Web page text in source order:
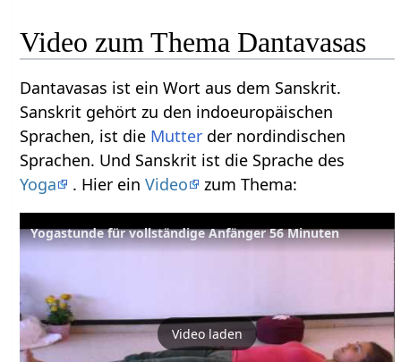
Video zum Thema Dantavasas
Dantavasas ist ein Wort aus dem Sanskrit.
Sanskrit gehört zu den indoeuropäischen
Sprachen, ist die Mutter der nordindischen
Sprachen. Und Sanskrit ist die Sprache des
Yoga
. Hier einVideo zum Thema:
Yogastunde für vollständige Anfänger 56 Minuten
Video laden